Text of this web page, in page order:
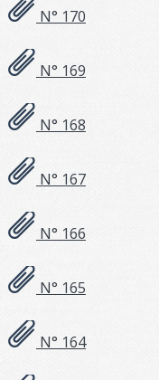
N° 170
N° 169
N° 168
N° 167
N° 166
N° 165
N° 164